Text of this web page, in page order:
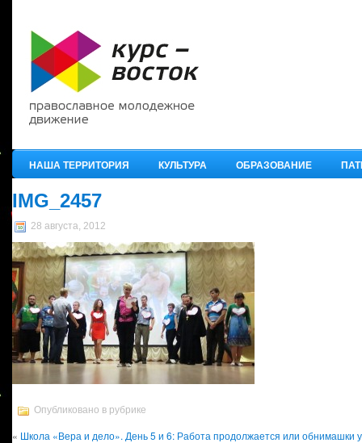
НАША ТЕРРИТОРИЯ КУЛЬТУРА ОБРАЗОВАНИЕ
IMG_2457
28 августа, 2012
Опубликовано в рубрике
« Школа «Вера и дело». День 5 и 6: Работа продолжается или обнимашки у